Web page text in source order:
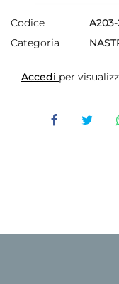
Codice
Categoria
Accedi per